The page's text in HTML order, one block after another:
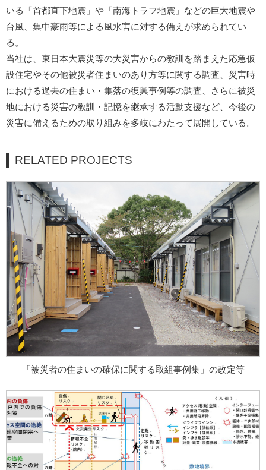
いる「首都直下地震」や「南海トラフ地震」などの巨大地震や
台風、集中豪雨等による風水害に対する備えが求められてい
る。
当社は、東日本大震災等の大災害からの教訓を踏まえた応急仮
設住宅やその他被災者住まいのあり方等に関する調査、災害時
における過去の住まい・集落の復興事例等の調査、さらに被災
地における災害の教訓・記憶を継承する活動支援など、今後の
災害に備えるための取り組みを多岐にわたって展開している。
RELATED PROJECTS
「被災者の住まいの確保に関する取組事例集」の改定等